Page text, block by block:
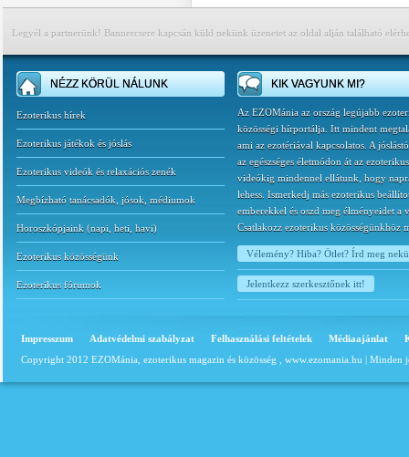
Legyél a partnerünk! Bannercsere kapcsán küld nekünk üzenetet az oldal alján található
NÉZZ KÖRÜL NÁLUNK
Ezoterikus hírek
Ezoterikus játékok és jóslás
Ezoterikus videók és relaxációs zenék
Megbízható tanácsadók, jósok, médiumok
Horoszkópjaink (napi heti havi)
Ezoterikus közösségünk
Ezoterikus fórumok
KIK VAGYUNK MI?
Az EZOMánia az ország legújabb
közösségi hírportálja. Itt mindent
ami az ezotériával kapcsolatos. A
az egészséges életmódon át az ezoterikus
videókig mindennel ellátunk, hogy
lehess. Ismerkedj más ezoterikus
emberekkel és oszd meg élményeidet a
Csatlakozz ezoterikus közösségünkhöz
Vélemény? Hiba? Ötlet? Írd meg
Jelentkezz szerkesztőnek itt!
Impresszum Adatvédelmi szabályzat Felhasználási feltételek Médiaajánlat
Copyright 2012 EZOMánia, ezoterikus magazin és közösség , www.ezomania.hu | Minden